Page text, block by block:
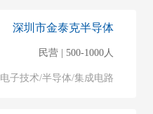
深圳市金泰克半导体
民营 | 500-1000人
电子技术/半导体/集成电路